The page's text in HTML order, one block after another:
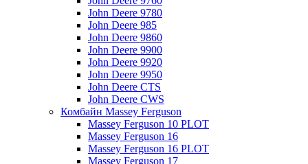
John Deere 9780
John Deere 985
John Deere 9860
John Deere 9900
John Deere 9920
John Deere 9950
John Deere CTS
John Deere CWS
Комбайн Massey Ferguson
Massey Ferguson 10 PLOT
Massey Ferguson 16
Massey Ferguson 16 PLOT
Massey Ferguson 17